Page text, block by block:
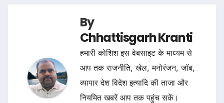
By
Chhattisgarh Kranti
हमारी कोशिश इस वेबसाइट के माध्यम से
आप तक राजनीति, खेल, मनोरंजन, जॉब,
व्यापार देश विदेश इत्यादि की ताजा और
नियमित खबरें आप तक पहुंच सकें।